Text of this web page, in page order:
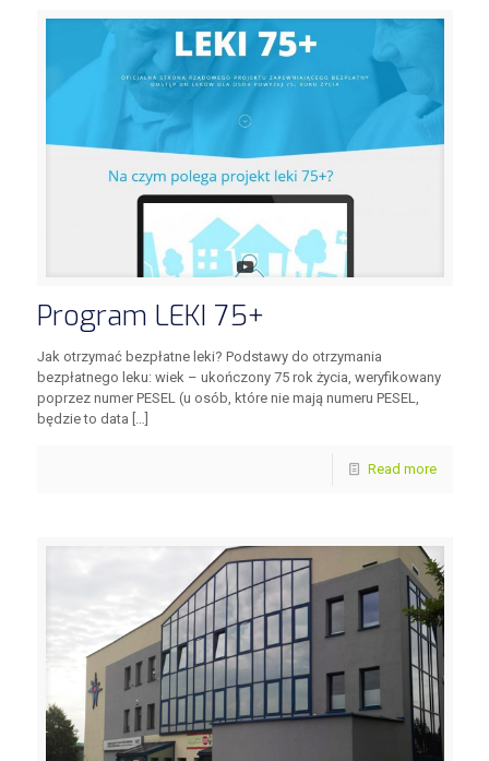
Program LEKI 75+
Jak otrzymać bezpłatne leki? Podstawy do otrzymania
bezpłatnego leku: wiek – ukończony 75 rok życia, weryfikowany
poprzez numer PESEL (u osób, które nie mają numeru PESEL,
będzie to data […]
Read more